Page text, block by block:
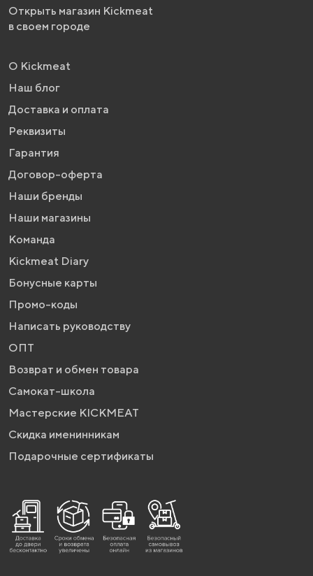
Открыть магазин Kickmeat
в своем городе
О Kickmeat
Наш блог
Доставка и оплата
Реквизиты
Гарантия
Договор-оферта
Наши бренды
Наши магазины
Команда
Kickmeat Diary
Бонусные карты
Промо-коды
Написать руководству
ОПТ
Возврат и обмен товара
Самокат-школа
Мастерские KICKMEAT
Скидка именинникам
Подарочные сертификаты